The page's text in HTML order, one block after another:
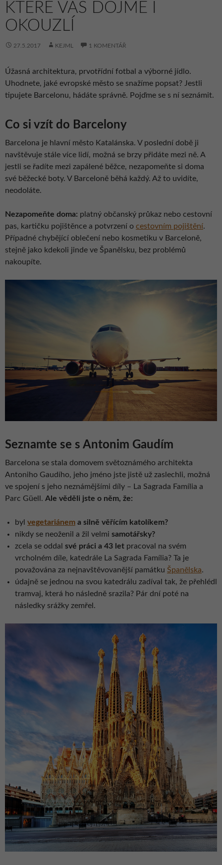
KTERÉ VÁS DOJME I
OKOUZLÍ
27.5.2017 KEJML 1 KOMENTÁŘ
Úžasná architektura, prvotřídní fotbal a výborné jídlo.
Uhodnete, jaké evropské město se snažíme popsat? Jestli
tipujete Barcelonu, hádáte správně. Pojďme se s ní seznámit.
Co si vzít do Barcelony
Barcelona je hlavní město Katalánska. V poslední době ji
navštěvuje stále více lidí, možná se brzy přidáte mezi ně. A
jestli se řadíte mezi zapálené běžce, nezapomeňte si doma
své běžecké boty. V Barceloně běhá každý. Až to uvidíte,
neodoláte.
Nezapomeňte doma: platný občanský průkaz nebo cestovní
pas, kartičku pojištěnce a potvrzení o cestovním pojištění.
Případné chybějící oblečení nebo kosmetiku v Barceloně,
stejně jako kdekoli jinde ve Španělsku, bez problémů
nakoupíte.
Seznamte se s Antonim Gaudím
Barcelona se stala domovem světoznámého architekta
Antoniho Gaudího, jeho jméno jste jistě už zaslechli, možná
ve spojení s jeho neznámějšími díly – La Sagrada Família a
Parc Güell. Ale věděli jste o něm, že:
byl vegetariánem a silně věřícím katolíkem?
nikdy se neoženil a žil velmi samotářsky?
zcela se oddal své práci a 43 let pracoval na svém
vrcholném díle, katedrále La Sagrada Família? Ta je
považována za nejnavštěvovanější památku Španělska.
údajně se jednou na svou katedrálu zadíval tak, že přehlédl
tramvaj, která ho následně srazila? Pár dní poté na
následky srážky zemřel.